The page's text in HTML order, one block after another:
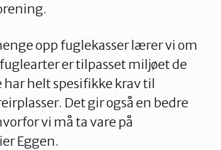
opp fuglekasser lærer vi om
er tilpasset miljøet de
har helt spesifikke krav til
Det gir også en bedre
vi må ta vare på
Eggen.